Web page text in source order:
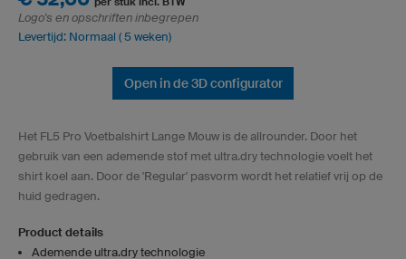
Logo's en opschriften inbegrepen
Levertijd: Normaal ( 5 weken)
Open in de 3D configurator
Het FL5 Pro Voetbalshirt Lange Mouw is de allrounder. Door het
gebruik van een ademende stof met ultra.dry technologie voelt het
shirt koel aan. Door de 'Regular' pasvorm wordt het relatief vrij op de
huid gedragen.
Product details
Ademende ultra.dry technologie